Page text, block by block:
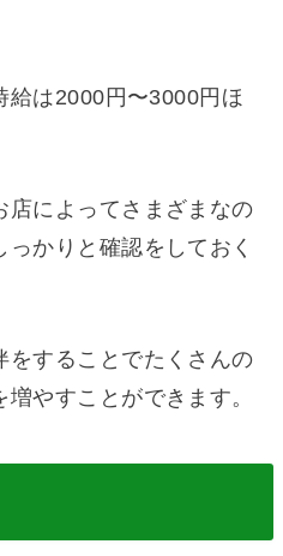
給は2000円〜3000円ほ
店によってさまざまなの
かりと確認をしておく
をすることでたくさんの
やすことができます。